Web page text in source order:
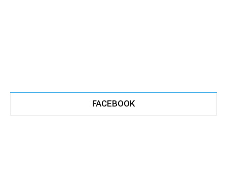
FACEBOOK